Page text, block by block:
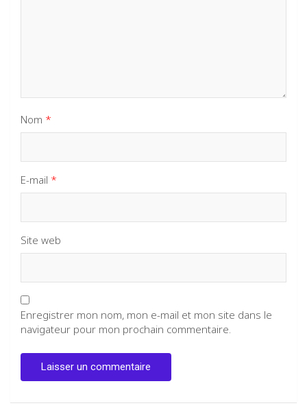
Nom *
E-mail *
Site web
Enregistrer mon nom, mon e-mail et mon site dans le
navigateur pour mon prochain commentaire.